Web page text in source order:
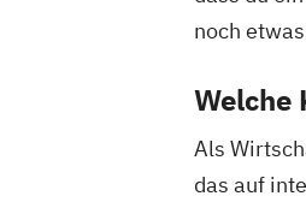
noch
Welche
Als
das auf